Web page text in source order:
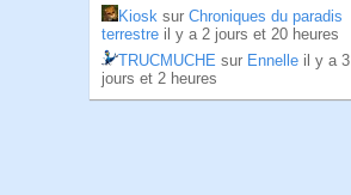
Kiosk sur Chroniques du paradis
terrestre il y a 2 jours et 20 heures
TRUCMUCHE sur Ennelle il y a 3
jours et 2 heures